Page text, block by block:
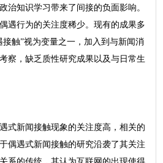
治知识学习带来了间接的负面影响。
遇行为的关注度稀少。现有的成果多
触”视为变量之一，加入到与新闻消
察，缺乏质性研究成果以及与日常生
式新闻接触现象的关注度高，相关的
偶遇式新闻接触的研究沿袭了其关注